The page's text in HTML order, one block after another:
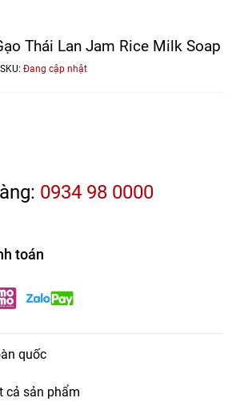
Thái Lan Jam Rice Milk Soap
Đang cập nhật
0934 98 0000
toán
quốc
cả sản phẩm